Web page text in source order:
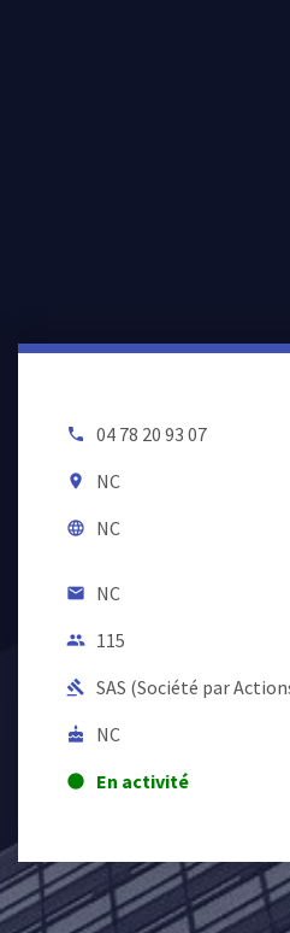
local_phone 04 78 20 93 07
room NC
language NC
email NC
people 115
gavel SAS (Société par
cake NC
lens En activité